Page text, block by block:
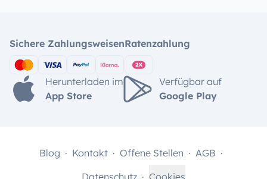
Sichere ZahlungsweisenRatenzahlung
Herunterladen im
App Store
Verfügbar auf
Google Play
Blog Kontakt Offene Stellen
AGB